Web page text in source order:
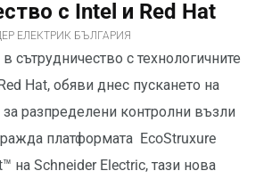
с Intel и Red Hat
ЕЛЕКТРИК БЪЛГАРИЯ
сътрудничество с технологичните
Hat, обяви днес пускането на
разпределени контролни възли
платформата EcoStruxure
на Schneider Electric, тази нова